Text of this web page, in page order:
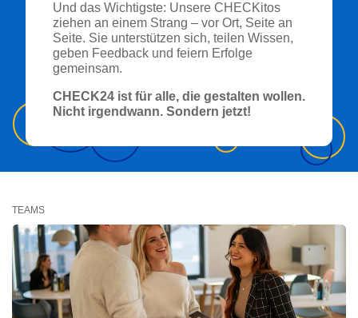
Und das Wichtigste: Unsere CHECKitos
ziehen an einem Strang – vor Ort, Seite an
Seite. Sie unterstützen sich, teilen Wissen,
geben Feedback und feiern Erfolge
gemeinsam.
CHECK24 ist für alle, die gestalten wollen.
Nicht irgendwann. Sondern jetzt!
TEAMS